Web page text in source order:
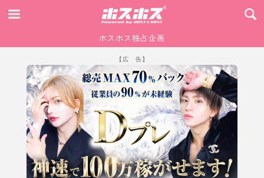
ホスホス独占企画
【広 告】